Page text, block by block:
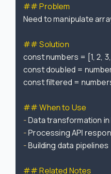
## Problem
Need to manipulate
## Solution
const numbers = [1, 2,
const doubled =
const filtered =
## When to Use
-
-
- Building data pipelines
## Related Notes